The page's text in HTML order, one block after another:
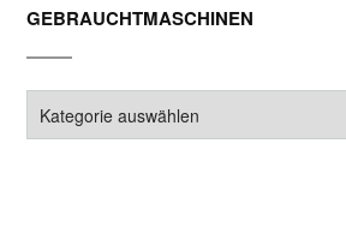
GEBRAUCHTMASCHINEN